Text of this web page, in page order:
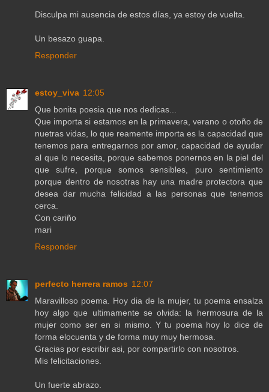
Disculpa mi ausencia de estos días, ya estoy de vuelta.
Un besazo guapa.
Responder
estoy_viva 12:05
Que bonita poesia que nos dedicas...
Que importa si estamos en la primavera, verano o otoño de
nuetras vidas, lo que reamente importa es la capacidad que
tenemos para entregarnos por amor, capacidad de ayudar
al que lo necesita, porque sabemos ponernos en la piel del
que sufre, porque somos sensibles, puro sentimiento
porque dentro de nosotras hay una madre protectora que
desea dar mucha felicidad a las personas que tenemos
cerca.
Con cariño
mari
Responder
perfecto herrera ramos 12:07
Maravilloso poema. Hoy dia de la mujer, tu poema ensalza
hoy algo que ultimamente se olvida: la hermosura de la
mujer como ser en si mismo. Y tu poema hoy lo dice de
forma elocuenta y de forma muy muy hermosa.
Gracias por escribir asi, por compartirlo con nosotros.
Mis felicitaciones.
Un fuerte abrazo.